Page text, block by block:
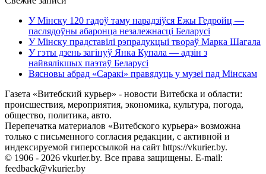
У Мінску 120 гадоў таму нарадзіўся Ежы Гедройц —
паслядоўны абаронца незалежнасці Беларусі
У Мінску прадставілі рэпрадукцыі твораў Марка Шагала
У гэты дзень загінуў Янка Купала — адзін з
найвялікшых паэтаў Беларусі
Вясновы абрад «Саракі» правядуць у музеі пад Мінскам
Газета «Витебский курьер» - новости Витебска и области:
происшествия, мероприятия, экономика, культура, погода,
общество, политика, авто.
Перепечатка материалов «Витебского курьера» возможна
только с письменного согласия редакции, с активной и
индексируемой гиперссылкой на сайт https://vkurier.by.
© 1906 - 2026 vkurier.by. Все права защищены. E-mail:
feedback@vkurier.by